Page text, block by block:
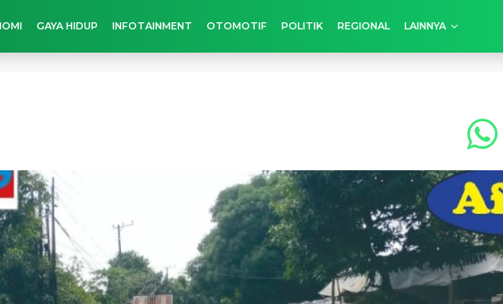
GAYA HIDUP INFOTAINMENT OTOMOTIF POLITIK REGIONAL LAINNYA